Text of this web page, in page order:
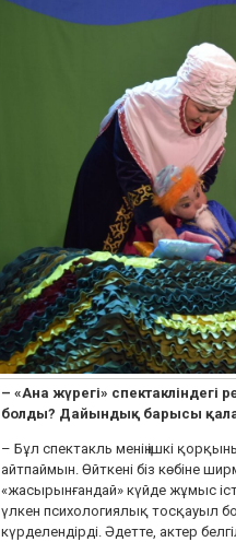
– «Ана жүрегі»
болды? Дайындық барысы
– Бұл спектакль менің ішкі
айтпаймын. Өйткені біз көбіне
«жасырынғандай» күйде жұмыс
үлкен психологиялық тосқауыл
күрделендірді. Әдетте, актер